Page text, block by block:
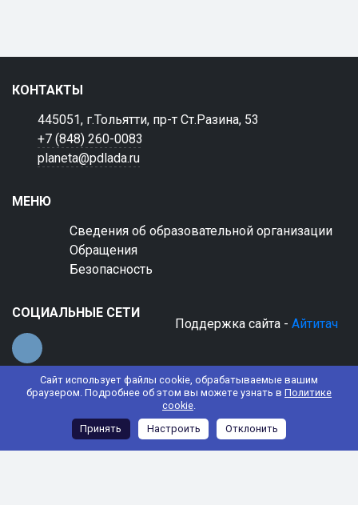
Сайт использует файлы cookie, обрабатываемые вашим
браузером. Подробнее об этом вы можете узнать в Политике
cookie.
Принять
Настроить Отклонить
КОНТАКТЫ
445051, г.Тольятти, пр-т Ст.Разина, 53
+7 (848) 260-0083
planeta@pdlada.ru
МЕНЮ
Сведения об образовательной организации
Обращения
Безопасность
СОЦИАЛЬНЫЕ СЕТИ
Поддержка сайта - Айтитач
© 2022 АНО ДО "Планета детства "Лада"